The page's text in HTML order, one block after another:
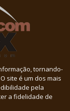
tornando-
site é um dos mais
pela
a fidelidade de